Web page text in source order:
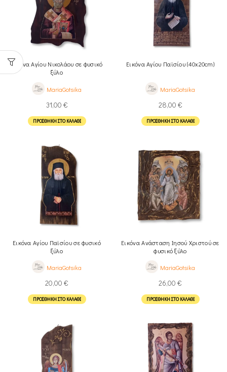
Εικόνα Αγίου Νικολάου σε φυσικό
ξύλο
MariaGotsika
31,00 €
ΠΡΟΣΘΉΚΗ ΣΤΟ ΚΑΛΆΘΙ
Εικόνα Αγίου Παϊσίου (40x20cm)
MariaGotsika
28,00 €
ΠΡΟΣΘΉΚΗ ΣΤΟ ΚΑΛΆΘΙ
Εικόνα Αγίου Παϊσίου σε φυσικό
ξύλο
MariaGotsika
20,00 €
ΠΡΟΣΘΉΚΗ ΣΤΟ ΚΑΛΆΘΙ
Εικόνα Ανάσταση Ιησού Χριστού σε
φυσικό ξύλο
MariaGotsika
26,00 €
ΠΡΟΣΘΉΚΗ ΣΤΟ ΚΑΛΆΘΙ